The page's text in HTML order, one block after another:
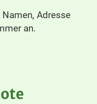
Adresse
an.